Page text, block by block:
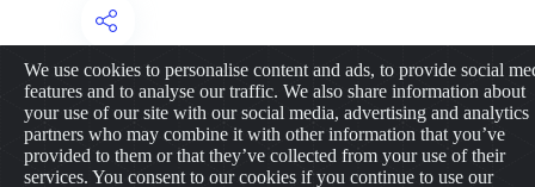
We use cookies to personalise content and ads, to provide social
features and to analyse our traffic. We also share information about
your use of our site with our social media, advertising and analytics
partners who may combine it with other information that you’ve
provided to them or that they’ve collected from your use of their
services. You consent to our cookies if you continue to use our